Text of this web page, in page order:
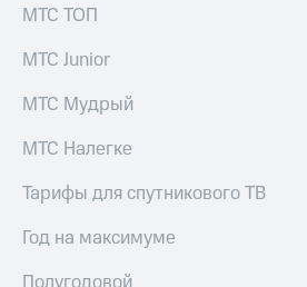
погашении
облигаций
Регистратор
Реквизиты
Контакты
развитие
деловая этика
На главную
МТС ТОП
МТС Junior
МТС Мудрый
МТС Налегке
Тарифы для спутникового ТВ
Год на максимуме